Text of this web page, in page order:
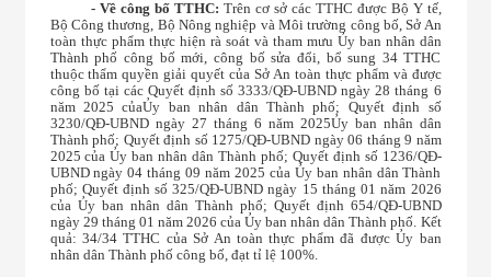
- Về công bố TTHC: Trên cơ sở các TTHC được Bộ Y tế,
Bộ Công thương, Bộ Nông nghiệp và Môi trường công bố, Sở An
toàn thực phẩm thực hiện rà soát và tham mưu Ủy ban nhân dân
Thành phố công bố mới, công bố sửa đổi, bổ sung 34 TTHC
thuộc thẩm quyền giải quyết của Sở An toàn thực phẩm và được
công bố tại các Quyết định số 3333/QĐ-UBND ngày 28 tháng 6
năm 2025 củaỦy ban nhân dân Thành phố; Quyết định số
3230/QĐ-UBND ngày 27 tháng 6 năm 2025Ủy ban nhân dân
Thành phố; Quyết định số 1275/QĐ-UBND ngày 06 tháng 9 năm
2025 của Ủy ban nhân dân Thành phố; Quyết định số 1236/QĐ-
UBND ngày 04 tháng 09 năm 2025 của Ủy ban nhân dân Thành
phố; Quyết định số 325/QĐ-UBND ngày 15 tháng 01 năm 2026
của Ủy ban nhân dân Thành phố; Quyết định 654/QĐ-UBND
ngày 29 tháng 01 năm 2026 của Ủy ban nhân dân Thành phố. Kết
quả: 34/34 TTHC của Sở An toàn thực phẩm đã được Ủy ban
nhân dân Thành phố công bố, đạt tỉ lệ 100%.